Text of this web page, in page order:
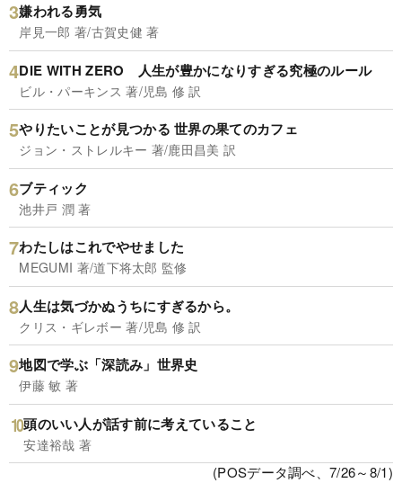
嫌われる勇気
岸見一郎 著/古賀史健 著
DIE WITH ZERO 人生が豊かになりすぎる究極のルール
ビル・パーキンス 著/児島 修 訳
やりたいことが見つかる 世界の果てのカフェ
ジョン・ストレルキー 著/鹿田昌美 訳
ブティック
池井戸 潤 著
わたしはこれでやせました
MEGUMI 著/道下将太郎 監修
人生は気づかぬうちにすぎるから。
クリス・ギレボー 著/児島 修 訳
地図で学ぶ「深読み」世界史
伊藤 敏 著
頭のいい人が話す前に考えていること
安達裕哉 著
(POSデータ調べ、7/26～8/1)